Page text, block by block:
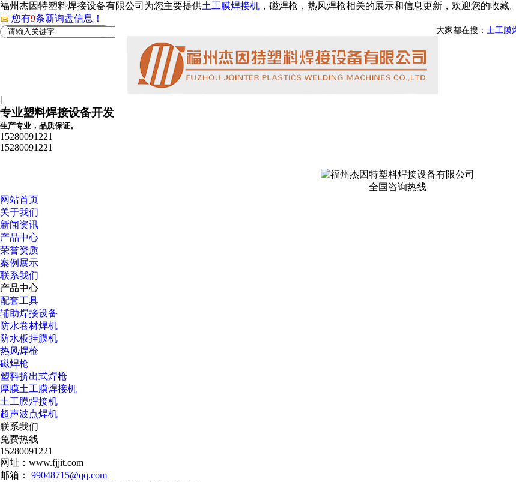
福州杰因特塑料焊接设备有限公司为您主要提供土工膜焊接机 ，磁焊枪，热风焊枪相关的展示和信息更新，欢迎您的收藏。
您有9条新询盘信息！
大家都在搜： 土工膜
|
专业塑料焊接设备开发
生产专业，品质保证。
15280091221
15280091221
全国咨询热线
网站首页
关于我们
新闻资讯
产品中心
荣誉资质
案例展示
联系我们
产品中心
配套工具
辅助焊接设备
防水卷材焊机
防水板挂膜机
热风焊枪
磁焊枪
塑料挤出式焊枪
厚膜土工膜焊接机
土工膜焊接机
超声波点焊机
联系我们
免费热线
15280091221
网址：www.fjjit.com
邮箱： 99048715@qq.com